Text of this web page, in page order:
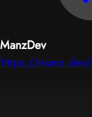
ManzDev
https://manz.dev/